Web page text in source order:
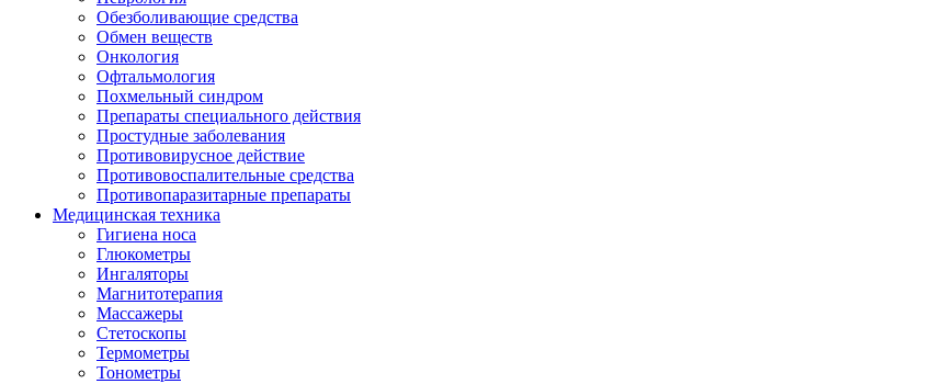
Обезболивающие средства
Обмен веществ
Онкология
Офтальмология
Похмельный синдром
Препараты специального действия
Простудные заболевания
Противовирусное действие
Противовоспалительные средства
Противопаразитарные препараты
Медицинская техника
Гигиена носа
Глюкометры
Ингаляторы
Магнитотерапия
Массажеры
Стетоскопы
Термометры
Тонометры